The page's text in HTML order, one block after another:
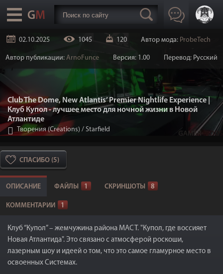
02.10.2025 1045 120 Автор мода: ProbeTech
Автор публикации: ArnoFunce Версия: 1.00 Перевод: Русский
Club The Dome, New Atlantis’ Premier Nightlife Experience |
Клуб Купол - лучшее место для ночной жизни в Новой
Атлантиде
Творения (Creations) / Starfield
СПАСИБО (5)
ОПИСАНИЕ ФАЙЛЫ 1 СКРИНШОТЫ 8
КОММЕНТАРИИ 1
Клуб “Купол” – жемчужина района МАСТ. "Купол, где воссияет
Новая Атлантида". Это связано с атмосферой роскоши,
лазерным шоу и идеей о том, что это самое гламурное место в
освоенных Системах.